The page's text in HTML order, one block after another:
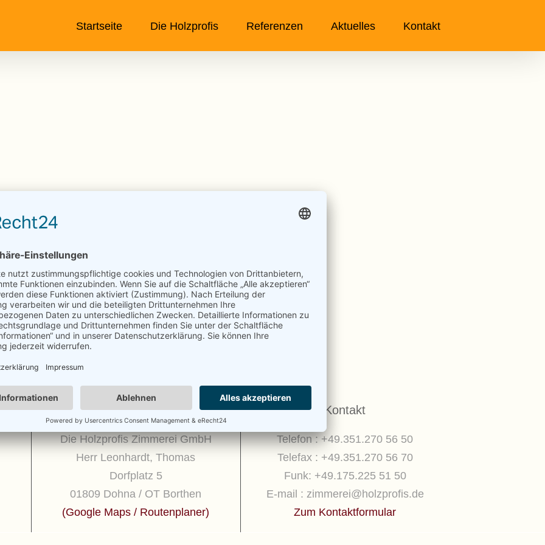
Startseite Die Holzprofis Referenzen Aktuelles Kontakt
Wie hilfreich war dieser Beitrag?
Klicke auf die Sterne um zu bewerten!
Bisher keine Bewertungen! Sei der Erste, der diesen Beitrag bewertet.
ANSCHRIFT
Die Holzprofis Zimmerei GmbH
Herr Leonhardt, Thomas
Dorfplatz 5
01809 Dohna / OT Borthen
(Google Maps / Routenplaner)
Kontakt
Telefon : +49.351.270 56 50
Telefax : +49.351.270 56 70
Funk: +49.175.225 51 50
E-mail : zimmerei@holzprofis.de
Zum Kontaktformular